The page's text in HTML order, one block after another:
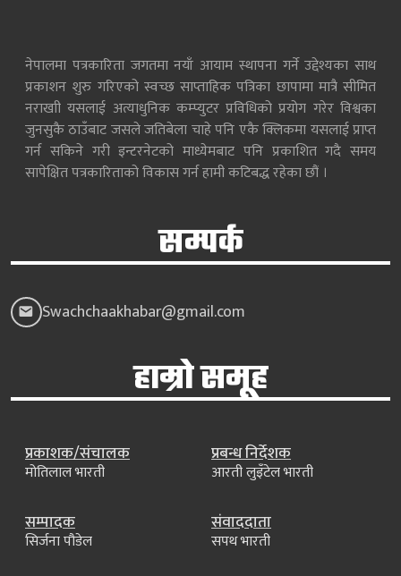
नेपालमा पत्रकारिता जगतमा नयाँ आयाम स्थापना गर्ने उद्देश्यका साथ
प्रकाशन शुरु गरिएको स्वच्छ साप्ताहिक पत्रिका छापामा मात्रै सीमित
नराखाी यसलाई अत्याधुनिक कम्प्युटर प्रविधिको प्रयोग गरेर विश्वका
जुनसुकै ठाउँबाट जसले जतिबेला चाहे पनि एकै क्लिकमा यसलाई प्राप्त
गर्न सकिने गरी इन्टरनेटको माध्येमबाट पनि प्रकाशित गदै समय
सापेक्षित पत्रकारिताको विकास गर्न हामी कटिबद्ध रहेका छौं ।
सम्पर्क
Swachchaakhabar@gmail.com
हाम्रो समूह
प्रकाशक/संचालक
मोतिलाल भारती
प्रबन्ध निर्देशक
आरती लुइँटेल भारती
सम्पादक
सिर्जना पौडेल
संवाददाता
सपथ भारती